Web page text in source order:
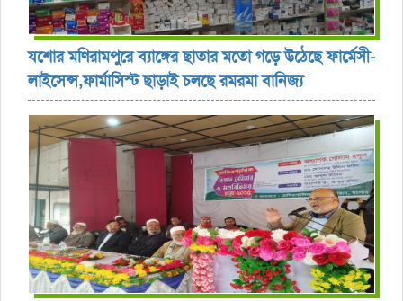
যশোর ‎মণিরামপুরে ব্যাঙ্গের ছাতার মতো গড়ে উঠেছে ফার্মেসী-
লাইসেন্স,ফার্মাসিস্ট ছাড়াই চলছে রমরমা বানিজ্য ‎